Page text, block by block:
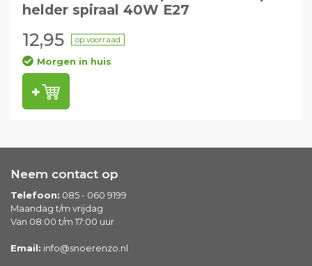
helder spiraal 40W E27
12,95 op voorraad
Morgen in huis
Neem contact op
Telefoon: 085 - 060 9199
Maandag t/m vrijdag
Van 08:00 t/m 17:00 uur
Email: info@snoerenzo.nl